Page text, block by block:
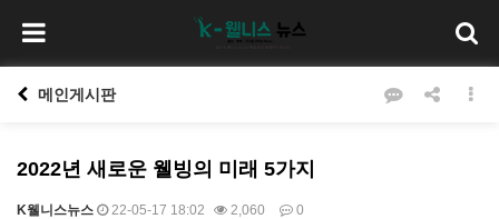
메인게시판
2022년 새로운 웰빙의 미래 5가지
K웰니스뉴스 22-05-17 18:02 2,060 0